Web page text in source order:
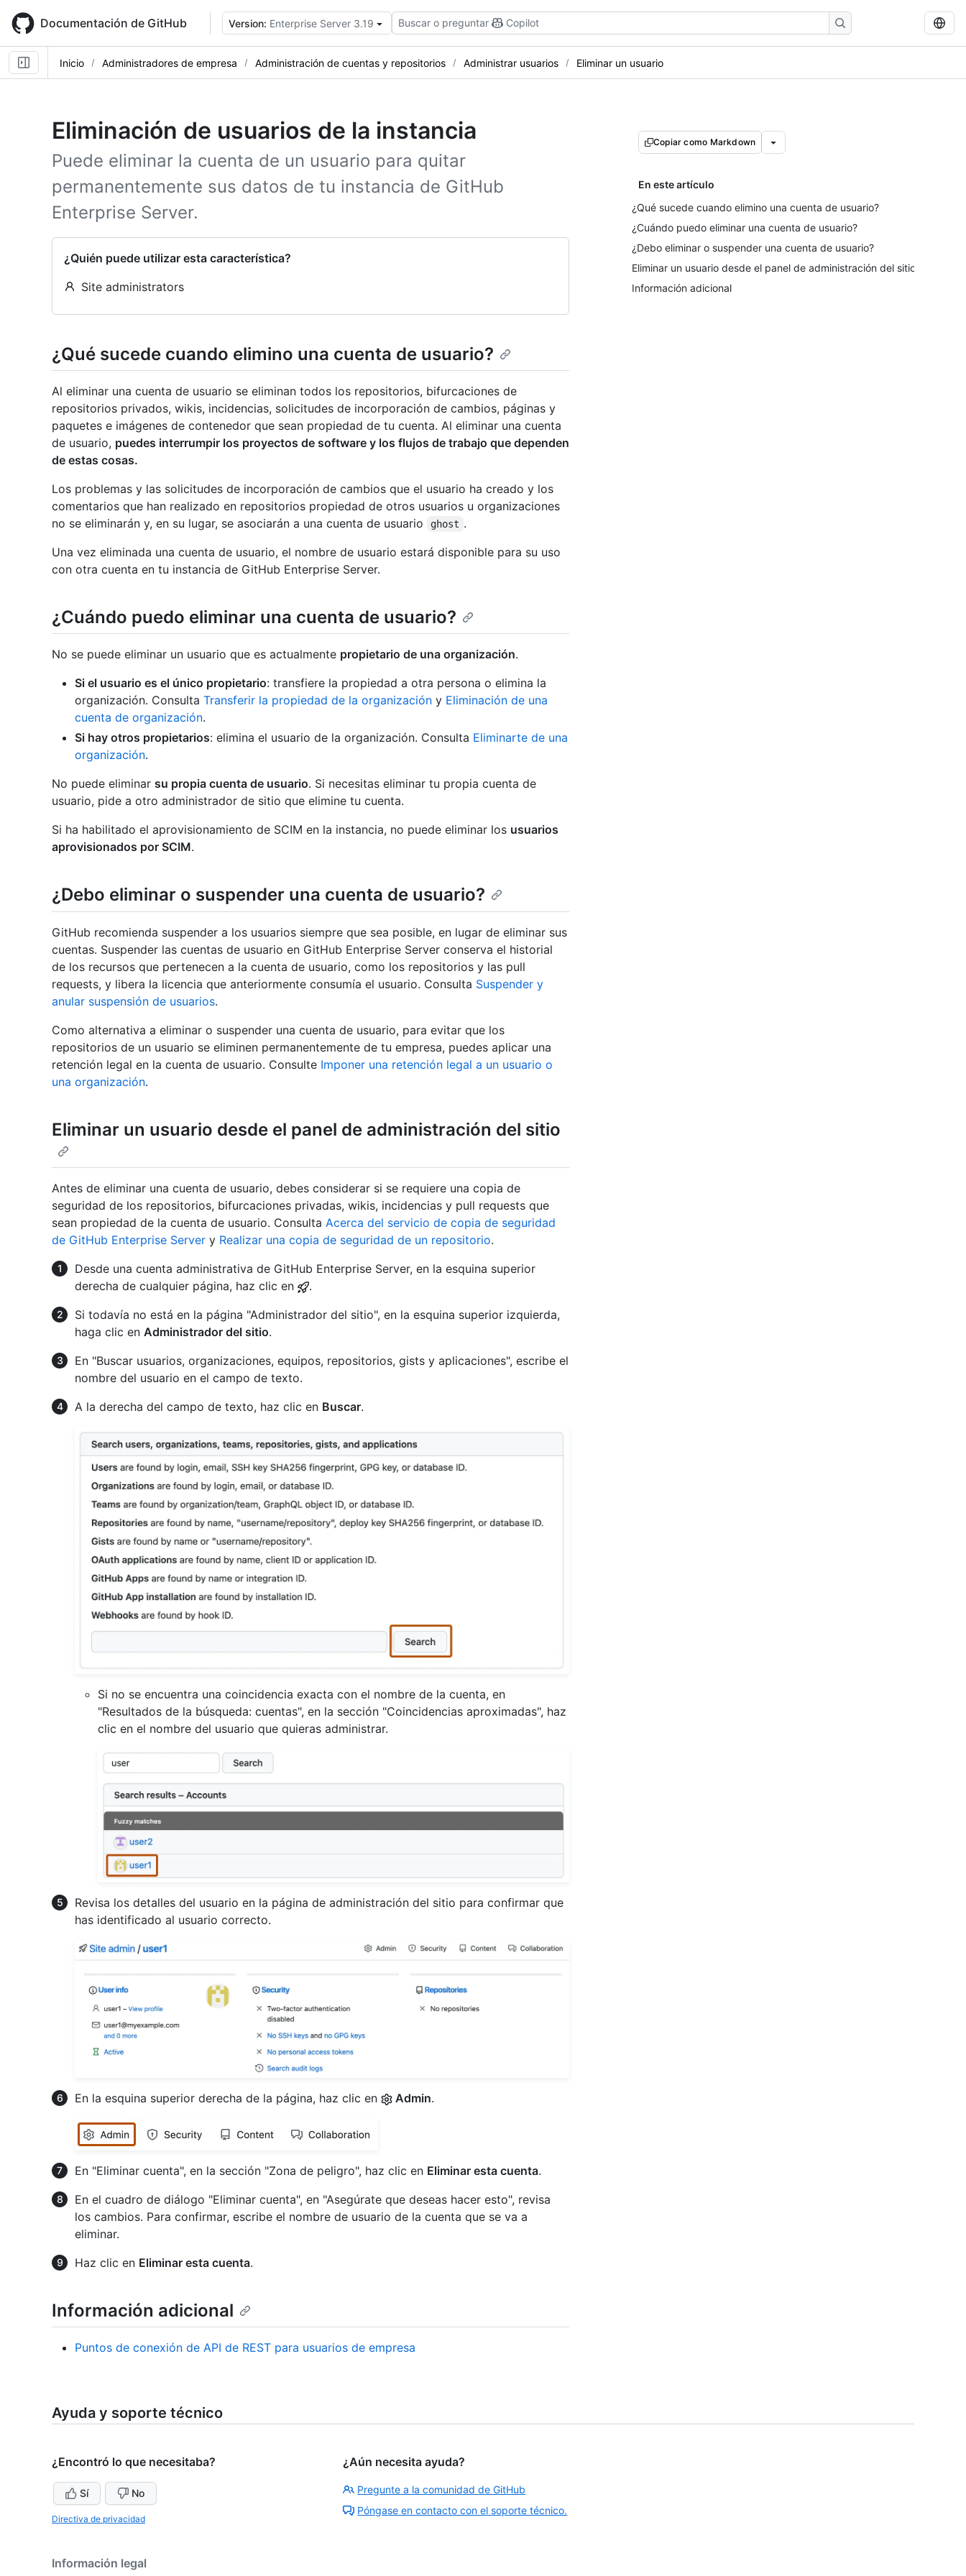
main
content
Documentación de GitHub Version: Enterprise Server 3.19 Buscar o preguntar Copilot
Inicio Administradores de empresa Administración de cuentas y repositorios Administrar usuarios Eliminar un usuario
Eliminación de usuarios de la instancia
Puede eliminar la cuenta de un usuario para quitar
permanentemente sus datos de tu instancia de GitHub
Enterprise Server.
¿Quién puede utilizar esta característica?
Site administrators
Copiar como Markdown
En este artículo
¿Qué sucede cuando elimino una cuenta de usuario?
¿Cuándo puedo eliminar una cuenta de usuario?
¿Debo eliminar o suspender una cuenta de usuario?
Eliminar un usuario desde el panel de administración del sitio
Información adicional
¿Qué sucede cuando elimino una cuenta de usuario?
Al eliminar una cuenta de usuario se eliminan todos los repositorios, bifurcaciones de
repositorios privados, wikis, incidencias, solicitudes de incorporación de cambios, páginas y
paquetes e imágenes de contenedor que sean propiedad de tu cuenta. Al eliminar una cuenta
de usuario, puedes interrumpir los proyectos de software y los flujos de trabajo que dependen
de estas cosas.
Los problemas y las solicitudes de incorporación de cambios que el usuario ha creado y los
comentarios que han realizado en repositorios propiedad de otros usuarios u organizaciones
no se eliminarán y, en su lugar, se asociarán a una cuenta de usuario
ghost .
Una vez eliminada una cuenta de usuario, el nombre de usuario estará disponible para su uso
con otra cuenta en tu instancia de GitHub Enterprise Server.
¿Cuándo puedo eliminar una cuenta de usuario?
No se puede eliminar un usuario que es actualmente propietario de una organización.
Si el usuario es el único propietario: transfiere la propiedad a otra persona o elimina la
organización. Consulta Transferir la propiedad de la organización y Eliminación de una
cuenta de organización.
Si hay otros propietarios: elimina el usuario de la organización. Consulta Eliminarte de una
organización.
No puede eliminar su propia cuenta de usuario. Si necesitas eliminar tu propia cuenta de
usuario, pide a otro administrador de sitio que elimine tu cuenta.
Si ha habilitado el aprovisionamiento de SCIM en la instancia, no puede eliminar los usuarios
aprovisionados por SCIM.
¿Debo eliminar o suspender una cuenta de usuario?
GitHub recomienda suspender a los usuarios siempre que sea posible, en lugar de eliminar sus
cuentas. Suspender las cuentas de usuario en GitHub Enterprise Server conserva el historial
de los recursos que pertenecen a la cuenta de usuario, como los repositorios y las pull
requests, y libera la licencia que anteriormente consumía el usuario. Consulta Suspender y
anular suspensión de usuarios.
Como alternativa a eliminar o suspender una cuenta de usuario, para evitar que los
repositorios de un usuario se eliminen permanentemente de tu empresa, puedes aplicar una
retención legal en la cuenta de usuario. Consulte Imponer una retención legal a un usuario o
una organización.
Eliminar un usuario desde el panel de administración del sitio
Antes de eliminar una cuenta de usuario, debes considerar si se requiere una copia de
seguridad de los repositorios, bifurcaciones privadas, wikis, incidencias y pull requests que
sean propiedad de la cuenta de usuario. Consulta Acerca del servicio de copia de seguridad
de GitHub Enterprise Server y Realizar una copia de seguridad de un repositorio.
Desde una cuenta administrativa de GitHub Enterprise Server, en la esquina superior
derecha de cualquier página, haz clic en
.
Si todavía no está en la página "Administrador del sitio", en la esquina superior izquierda,
haga clic en Administrador del sitio.
En "Buscar usuarios, organizaciones, equipos, repositorios, gists y aplicaciones", escribe el
nombre del usuario en el campo de texto.
A la derecha del campo de texto, haz clic en Buscar.
Si no se encuentra una coincidencia exacta con el nombre de la cuenta, en
"Resultados de la búsqueda: cuentas", en la sección "Coincidencias aproximadas", haz
clic en el nombre del usuario que quieras administrar.
Revisa los detalles del usuario en la página de administración del sitio para confirmar que
has identificado al usuario correcto.
En la esquina superior derecha de la página, haz clic en Admin.
En "Eliminar cuenta", en la sección "Zona de peligro", haz clic en Eliminar esta cuenta.
En el cuadro de diálogo "Eliminar cuenta", en "Asegúrate que deseas hacer esto", revisa
los cambios. Para confirmar, escribe el nombre de usuario de la cuenta que se va a
eliminar.
Haz clic en Eliminar esta cuenta.
Información adicional
Puntos de conexión de API de REST para usuarios de empresa
Ayuda y soporte técnico
¿Encontró lo que necesitaba?
Sí No
Directiva de privacidad
¿Aún necesita ayuda?
Pregunte a la comunidad de GitHub
Póngase en contacto con el soporte técnico.
Información legal